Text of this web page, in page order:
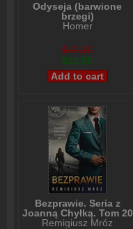
Odyseja (barwione
brzegi)
Homer
$40,10
$31,55
Bezprawie. Seria z
Joanną Chyłką. Tom 20
Remigiusz Mróz